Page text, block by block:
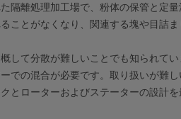
隔離処理加工場で、粉体の保管と定
ことがなくなり、関連する塊や目詰ま
して分散が難しいことでも知られて
での混合が必要です。取り扱いが難
とローターおよびステーターの設計を